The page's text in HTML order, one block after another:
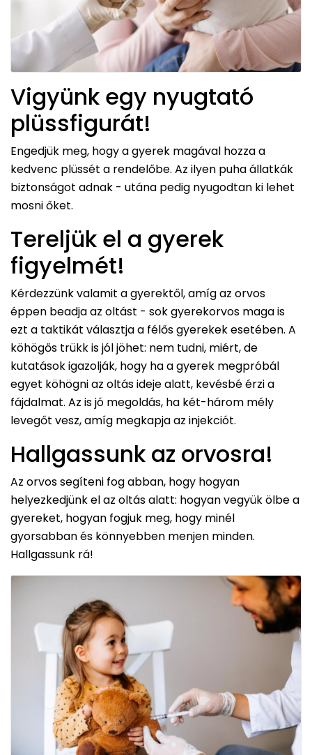
Vigyünk egy nyugtató
plüssfigurát!
Engedjük meg, hogy a gyerek magával hozza a
kedvenc plüssét a rendelőbe. Az ilyen puha állatkák
biztonságot adnak - utána pedig nyugodtan ki lehet
mosni őket.
Tereljük el a gyerek
figyelmét!
Kérdezzünk valamit a gyerektől, amíg az orvos
éppen beadja az oltást - sok gyerekorvos maga is
ezt a taktikát választja a félős gyerekek esetében. A
köhögős trükk is jól jöhet: nem tudni, miért, de
kutatások igazolják, hogy ha a gyerek megpróbál
egyet köhögni az oltás ideje alatt, kevésbé érzi a
fájdalmat. Az is jó megoldás, ha két-három mély
levegőt vesz, amíg megkapja az injekciót.
Hallgassunk az orvosra!
Az orvos segíteni fog abban, hogy hogyan
helyezkedjünk el az oltás alatt: hogyan vegyük ölbe a
gyereket, hogyan fogjuk meg, hogy minél
gyorsabban és könnyebben menjen minden.
Hallgassunk rá!